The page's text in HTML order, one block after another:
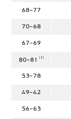
68-77
70-68
67-69
80-81 (1)
53-78
49-42
56-63